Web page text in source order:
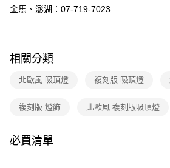
２．訂單成立數日內，您將收到繳費通知簡訊。
後付繳納相關費用。
是否繳費成功／繳費後需取消欲退款等相關疑問
易，需依本服務之必要範圍內提供個人資料，並
權轉讓予恩沛科技股份有限公司。
金馬、澎湖：07-719-7023
相關分類
北歐風 吸頂燈 複刻版 吸頂燈
複刻版 燈飾 北歐風 複刻版吸頂燈
必買清單